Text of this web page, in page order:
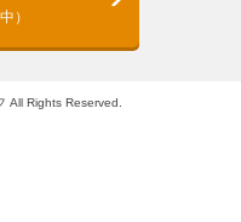
）
All Rights Reserved.